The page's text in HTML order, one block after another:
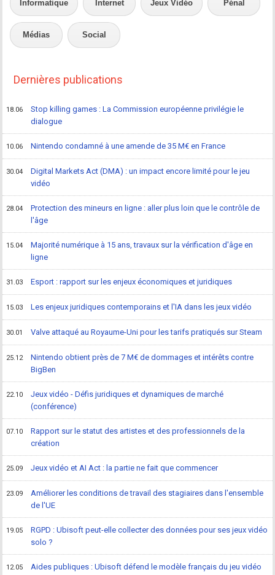
Informatique Internet Jeux Vidéo Pénal
Médias Social
Dernières publications
18.06
Stop killing games : La Commission européenne privilégie le
dialogue
10.06 Nintendo condamné à une amende de 35 M€ en France
30.04
Digital Markets Act (DMA) : un impact encore limité pour le jeu
vidéo
28.04
Protection des mineurs en ligne : aller plus loin que le contrôle de
l'âge
15.04
Majorité numérique à 15 ans, travaux sur la vérification d'âge en
ligne
31.03 Esport : rapport sur les enjeux économiques et juridiques
15.03 Les enjeux juridiques contemporains et l'IA dans les jeux vidéo
30.01 Valve attaqué au Royaume-Uni pour les tarifs pratiqués sur Steam
25.12
Nintendo obtient près de 7 M€ de dommages et intérêts contre
BigBen
22.10
Jeux vidéo - Défis juridiques et dynamiques de marché
(conférence)
07.10
Rapport sur le statut des artistes et des professionnels de la
création
25.09 Jeux vidéo et AI Act : la partie ne fait que commencer
23.09
Améliorer les conditions de travail des stagiaires dans l'ensemble
de l'UE
19.05
RGPD : Ubisoft peut-elle collecter des données pour ses jeux vidéo
solo ?
12.05
Aides publiques : Ubisoft défend le modèle français du jeu vidéo